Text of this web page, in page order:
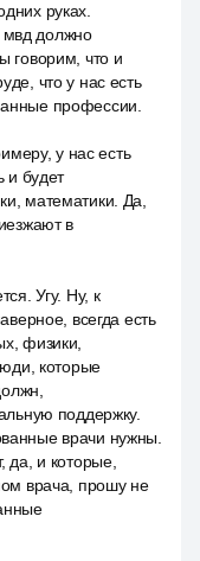
руках.
мвд должно
говорим, что и
что у нас есть
профессии.
у нас есть
и будет
математики. Да,
в
Угу. Ну, к
всегда есть
физики,
которые
поддержку.
врачи нужны.
да, и которые,
врача, прошу не